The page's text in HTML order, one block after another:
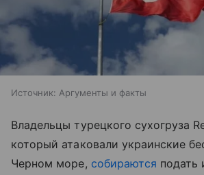
Источник: Аргументы и факты
Владельцы турецкого сухогруза
который атаковали украинские
Черном море, собираются подать